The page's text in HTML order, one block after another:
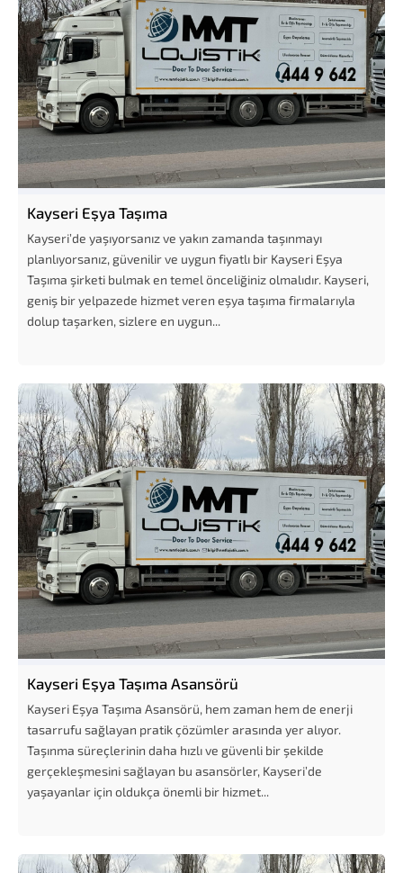
Kayseri Eşya Taşıma
Kayseri’de yaşıyorsanız ve yakın zamanda taşınmayı
planlıyorsanız, güvenilir ve uygun fiyatlı bir Kayseri Eşya
Taşıma şirketi bulmak en temel önceliğiniz olmalıdır. Kayseri,
geniş bir yelpazede hizmet veren eşya taşıma firmalarıyla
dolup taşarken, sizlere en uygun...
Kayseri Eşya Taşıma Asansörü
Kayseri Eşya Taşıma Asansörü, hem zaman hem de enerji
tasarrufu sağlayan pratik çözümler arasında yer alıyor.
Taşınma süreçlerinin daha hızlı ve güvenli bir şekilde
gerçekleşmesini sağlayan bu asansörler, Kayseri’de
yaşayanlar için oldukça önemli bir hizmet...